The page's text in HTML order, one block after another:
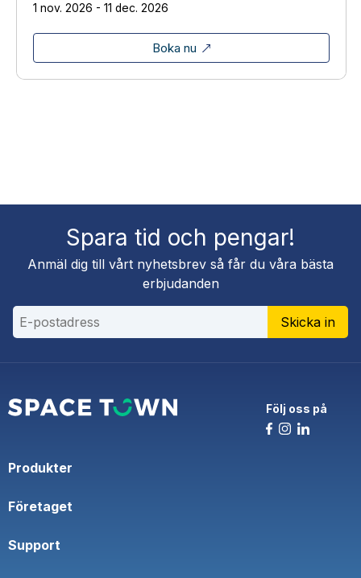
1 nov. 2026 - 11 dec. 2026
Boka nu
Spara tid och pengar!
Anmäl dig till vårt nyhetsbrev så får du våra bästa
erbjudanden
Skicka in
Följ oss på
Produkter
Företaget
Support